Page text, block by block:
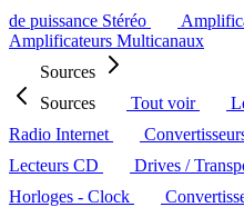
de puissance Stéréo
Amplificateurs Multicanaux
Sources
Sources
Tout voir
Radio Internet
Lecteurs CD
Drives /
Horloges - Clock